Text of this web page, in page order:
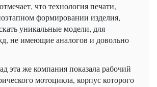
что технология печати,
формировании изделия,
уникальные модели, для
не имеющие аналогов и довольно
эта же компания показала рабочий
мотоцикла, корпус которого